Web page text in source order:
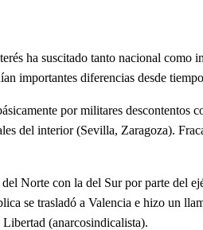
ha suscitado tanto nacional
importantes diferencias desde
por militares descontentos
del interior (Sevilla, Zaragoza).
Norte con la del Sur por parte del
se trasladó a Valencia e hizo un
(anarcosindicalista).